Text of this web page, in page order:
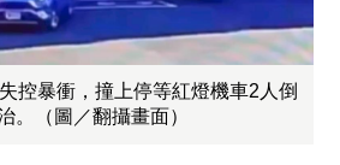
控暴衝，撞上停等紅燈機車2人倒
。（圖／翻攝畫面）